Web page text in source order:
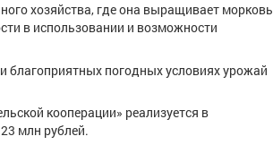
хозяйства, где она выращивает морковь
в использовании и возможности
благоприятных погодных условиях урожай
кооперации» реализуется в
млн рублей.